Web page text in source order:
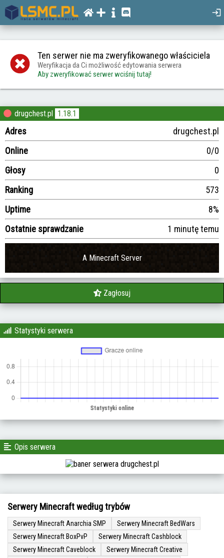
Ten serwer nie ma zweryfikowanego właściciela
Weryfikacja da Ci możliwość edytowania serwera
Aby zweryfikować serwer wciśnij tutaj!
drugchest.pl 1.18.1
Adres
drugchest.pl
Online
0/0
Głosy
0
Ranking
573
Uptime
8%
Ostatnie sprawdzanie
1 minutę temu
A Minecraft Server
Zagłosuj
Statystyki serwera
Opis serwera
Serwery Minecraft według trybów
Serwery Minecraft Anarchia SMP
Serwery Minecraft BedWars
Serwery Minecraft BoxPvP
Serwery Minecraft Cashblock
Serwery Minecraft Caveblock
Serwery Minecraft Creative